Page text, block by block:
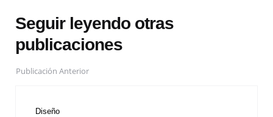
Seguir leyendo otras
publicaciones
Publicación Anterior
Diseño